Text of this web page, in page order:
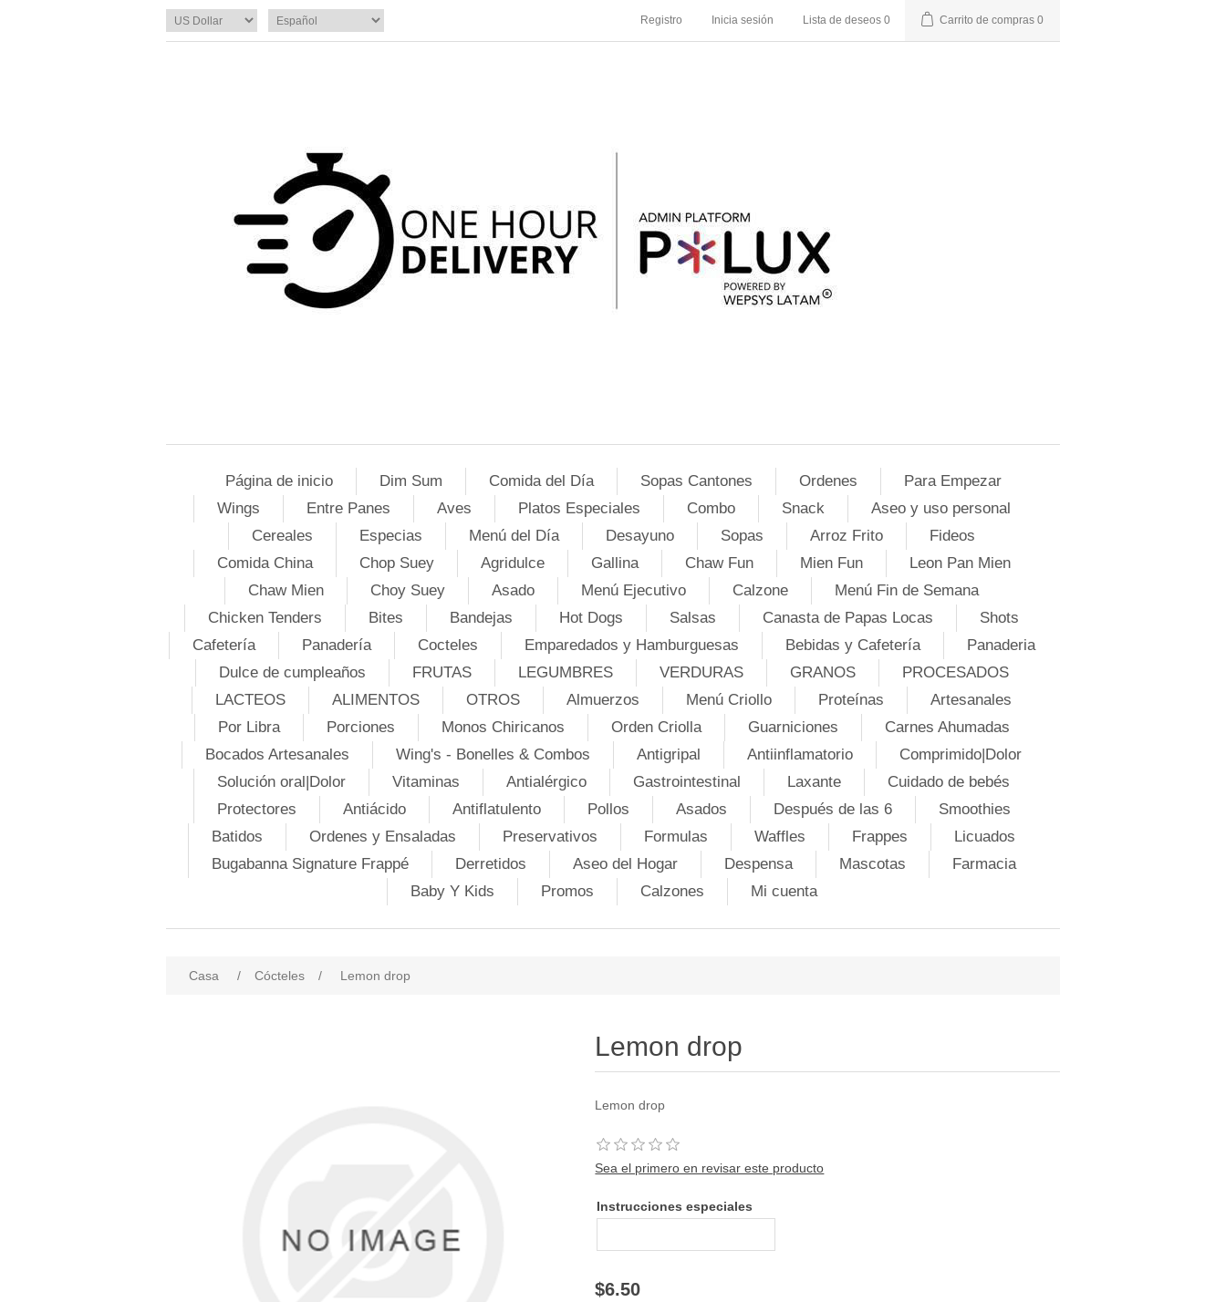
Registro Inicia sesión Lista de deseos 0 Carrito de compras 0
Página de inicio Dim Sum Comida del Día Sopas Cantones Ordenes
Para Empezar
Wings
Entre Panes Aves Platos Especiales Combo Snack
Aseo y uso personal
Cereales
Especias Menú del Día Desayuno Sopas Arroz Frito
Fideos
Comida China
Chop Suey Agridulce Gallina Chaw Fun Mien Fun
Leon Pan Mien
Chaw Mien
Choy Suey Asado Menú Ejecutivo Calzone
Menú Fin de Semana
Chicken Tenders
Bites Bandejas Hot Dogs Salsas Canasta de Papas Locas
Shots
Cafetería
Panadería Cocteles Emparedados y Hamburguesas Bebidas y Cafetería
Panaderia
Dulce de cumpleaños
FRUTAS LEGUMBRES VERDURAS GRANOS
PROCESADOS
LACTEOS
ALIMENTOS OTROS Almuerzos Menú Criollo Proteínas
Artesanales
Por Libra
Porciones Monos Chiricanos Orden Criolla Guarniciones
Carnes Ahumadas
Bocados Artesanales
Wing's - Bonelles & Combos Antigripal Antiinflamatorio
Comprimido|Dolor
Solución oral|Dolor
Vitaminas Antialérgico Gastrointestinal Laxante
Cuidado de bebés
Protectores
Antiácido Antiflatulento Pollos Asados Después de las 6
Smoothies
Batidos
Ordenes y Ensaladas Preservativos Formulas Waffles Frappes
Licuados
Bugabanna Signature Frappé
Derretidos Aseo del Hogar Despensa Mascotas
Farmacia
Baby Y Kids
Promos Calzones Mi cuenta
Casa / Cócteles / Lemon drop
Lemon drop
Lemon drop
Sea el primero en revisar este producto
Instrucciones especiales
$6.50